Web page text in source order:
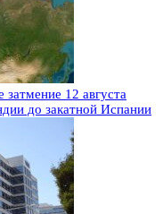
затмение 12 августа
до закатной Испании